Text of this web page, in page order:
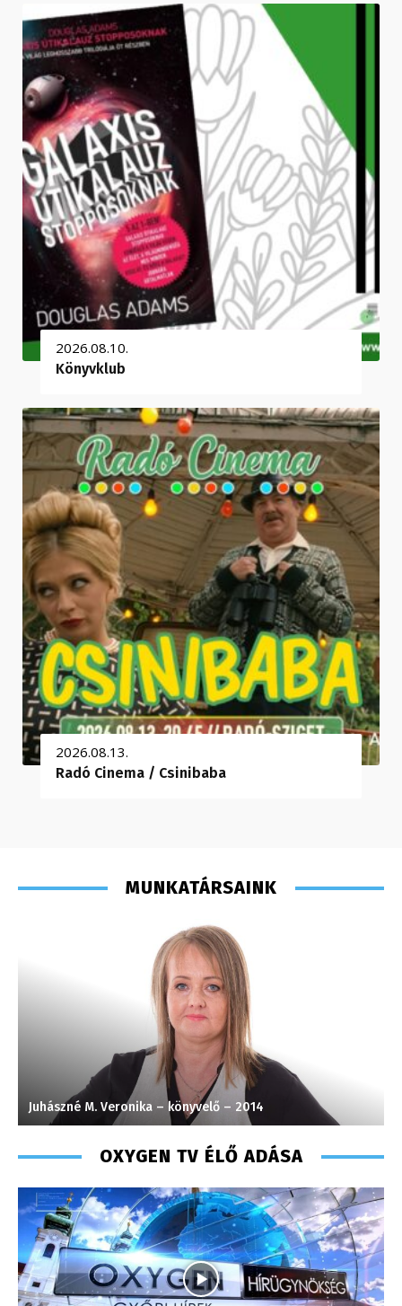
2026.08.10.
Könyvklub
2026.08.13.
Radó Cinema / Csinibaba
MUNKATÁRSAINK
Turi Szilvia- könyvelési asszisztens
OXYGEN TV ÉLŐ ADÁSA